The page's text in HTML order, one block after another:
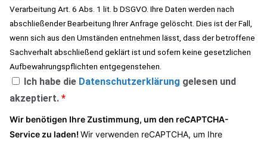
Verarbeitung Art. 6 Abs. 1 lit. b DSGVO. Ihre Daten werden nach
abschließender Bearbeitung Ihrer Anfrage gelöscht. Dies ist der Fall,
wenn sich aus den Umständen entnehmen lässt, dass der betroffene
Sachverhalt abschließend geklärt ist und sofern keine gesetzlichen
Aufbewahrungspflichten entgegenstehen.
Ich habe die Datenschutzerklärung gelesen und
akzeptiert. *
Wir benötigen Ihre Zustimmung, um den reCAPTCHA-
Service zu laden!Wir verwenden reCAPTCHA, um Ihre